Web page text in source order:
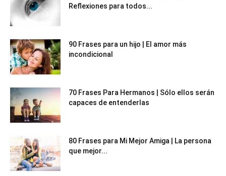
Reflexiones para todos...
90 Frases para un hijo | El amor más
incondicional
70 Frases Para Hermanos | Sólo ellos serán
capaces de entenderlas
80 Frases para Mi Mejor Amiga | La persona
que mejor...